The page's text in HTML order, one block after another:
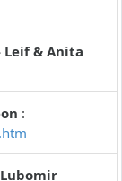
& Anita
: